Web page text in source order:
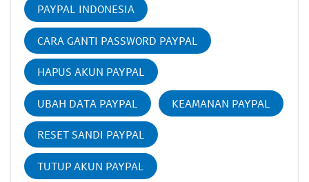
PAYPAL INDONESIA
CARA GANTI PASSWORD PAYPAL
HAPUS AKUN PAYPAL
UBAH DATA PAYPAL KEAMANAN PAYPAL
RESET SANDI PAYPAL
TUTUP AKUN PAYPAL